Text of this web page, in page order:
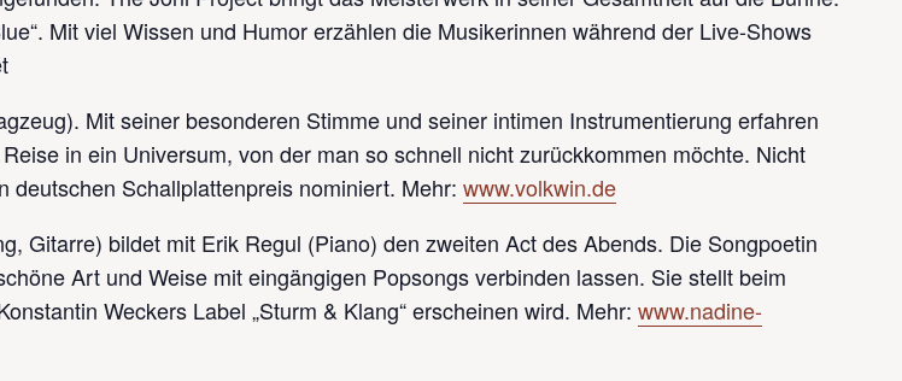
Mit viel Wissen und Humor erzählen die Musikerinnen während der Live-Shows
Mit seiner besonderen Stimme und seiner intimen Instrumentierung erfahren
in ein Universum, von der man so schnell nicht zurückkommen möchte. Nicht
deutschen Schallplattenpreis nominiert. Mehr: www.volkwin.de
Gitarre) bildet mit Erik Regul (Piano) den zweiten Act des Abends. Die Songpoetin
Art und Weise mit eingängigen Popsongs verbinden lassen. Sie stellt beim
Weckers Label „Sturm & Klang“ erscheinen wird. Mehr: www.nadine-